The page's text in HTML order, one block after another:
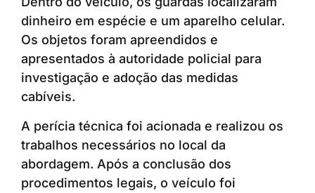
dinheiro em espécie e um aparelho celular.
Os objetos foram apreendidos e
apresentados à autoridade policial para
investigação e adoção das medidas
cabíveis.
A perícia técnica foi acionada e realizou os
trabalhos necessários no local da
abordagem. Após a conclusão dos
procedimentos legais, o veículo foi